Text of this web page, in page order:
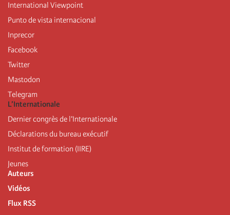
International Viewpoint
Punto de vista internacional
Inprecor
Facebook
Twitter
Mastodon
Telegram
L’Internationale
Dernier congrès de l’Internationale
Déclarations du bureau exécutif
Institut de formation (IIRE)
Jeunes
Auteurs
Vidéos
Flux RSS